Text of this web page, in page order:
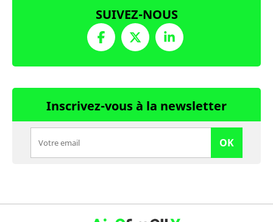
SUIVEZ-NOUS
Inscrivez-vous à la newsletter
OK